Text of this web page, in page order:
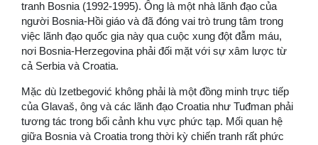
tranh Bosnia (1992-1995). Ông là một nhà lãnh đạo của
người Bosnia-Hồi giáo và đã đóng vai trò trung tâm trong
việc lãnh đạo quốc gia này qua cuộc xung đột đẫm máu,
nơi Bosnia-Herzegovina phải đối mặt với sự xâm lược từ
cả Serbia và Croatia.
Mặc dù Izetbegović không phải là một đồng minh trực tiếp
của Glavaš, ông và các lãnh đạo Croatia như Tuđman phải
tương tác trong bối cảnh khu vực phức tạp. Mối quan hệ
giữa Bosnia và Croatia trong thời kỳ chiến tranh rất phức